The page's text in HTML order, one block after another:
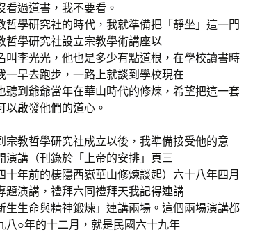
過道書，我不要看。
學研究社的時代，我就準備把「靜坐」這一門
哲學研究社設立宗教學術講座以
李光光，他也是多少有點道根，在學校讀書時
早去跑步，一路上就談到學校現在
聽到爺爺當年在華山時代的修煉，希望把這一套
啟發他們的道心。
教哲學研究社成立以後，我準備接受他的意
演講（刊錄於「上帝的安排」頁三
年前的棲隱西嶽華山修煉談起）六十八年四月
演講，禮拜六同禮拜天我記得連講
生生命與精神鍛煉」連講兩場。這個兩場演講都
八○年的十二月，就是民國六十九年